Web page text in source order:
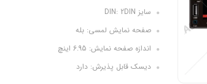
سایز DIN: 2DIN
صفحه نمایش لمسی: بله
اندازه صفحه نمایش: 6.95 اینچ
دیسک قابل پذیرش: دارد